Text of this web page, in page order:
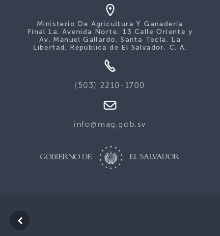
Ministerio De Agricultura Y Ganadería
Final 1a. Avenida Norte, 13 Calle Oriente y
Av. Manuel Gallardo. Santa Tecla, La
Libertad. República de El Salvador, C. A.
(503) 2210-1700
info@mag.gob.sv